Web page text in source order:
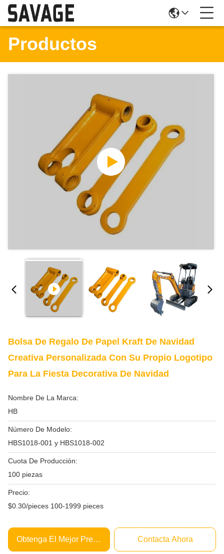
Productos
Bolsa De Regalo De Papel Kraft De Navidad
Creativa Personalizada Con Su Propio Logotipo
Para La Fiesta Decorativa De Navidad
Nombre De La Marca:
HB
Número De Modelo:
HBS1018-001 y HBS1018-002
Cuota De Producción:
100 piezas
Precio:
$0.30/pieces 100-1999 pieces
Obtenga El Mejor Precio Contacta Ahora